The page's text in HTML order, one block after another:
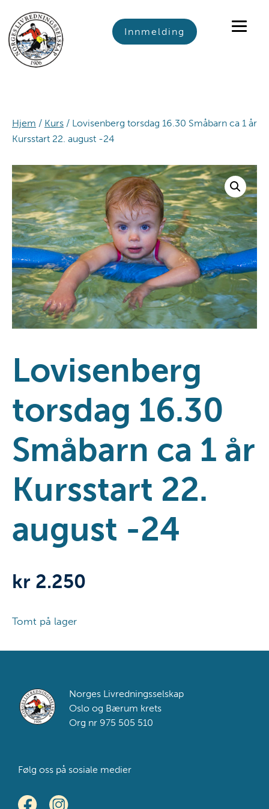
primary
navigation
main
content
footer
Innmelding
Hjem / Kurs / Lovisenberg torsdag 16.30 Småbarn ca 1 år
Kursstart 22. august -24
Lovisenberg
torsdag 16.30
Småbarn ca 1 år
Kursstart 22.
august -24
kr 2.250
Tomt på lager
Footer
Norges Livredningsselskap
Oslo og Bærum krets
Org nr 975 505 510
Følg oss på sosiale medier